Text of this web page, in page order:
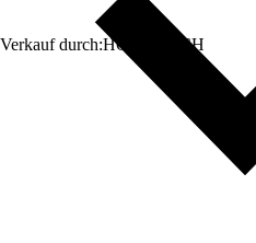
Verkauf durch:HORNBACH